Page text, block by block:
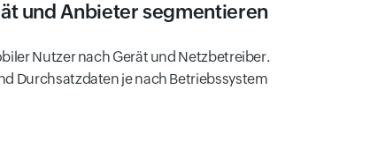
und Anbieter segmentieren
Nutzer nach Gerät und Netzbetreiber.
Durchsatzdaten je nach Betriebssystem